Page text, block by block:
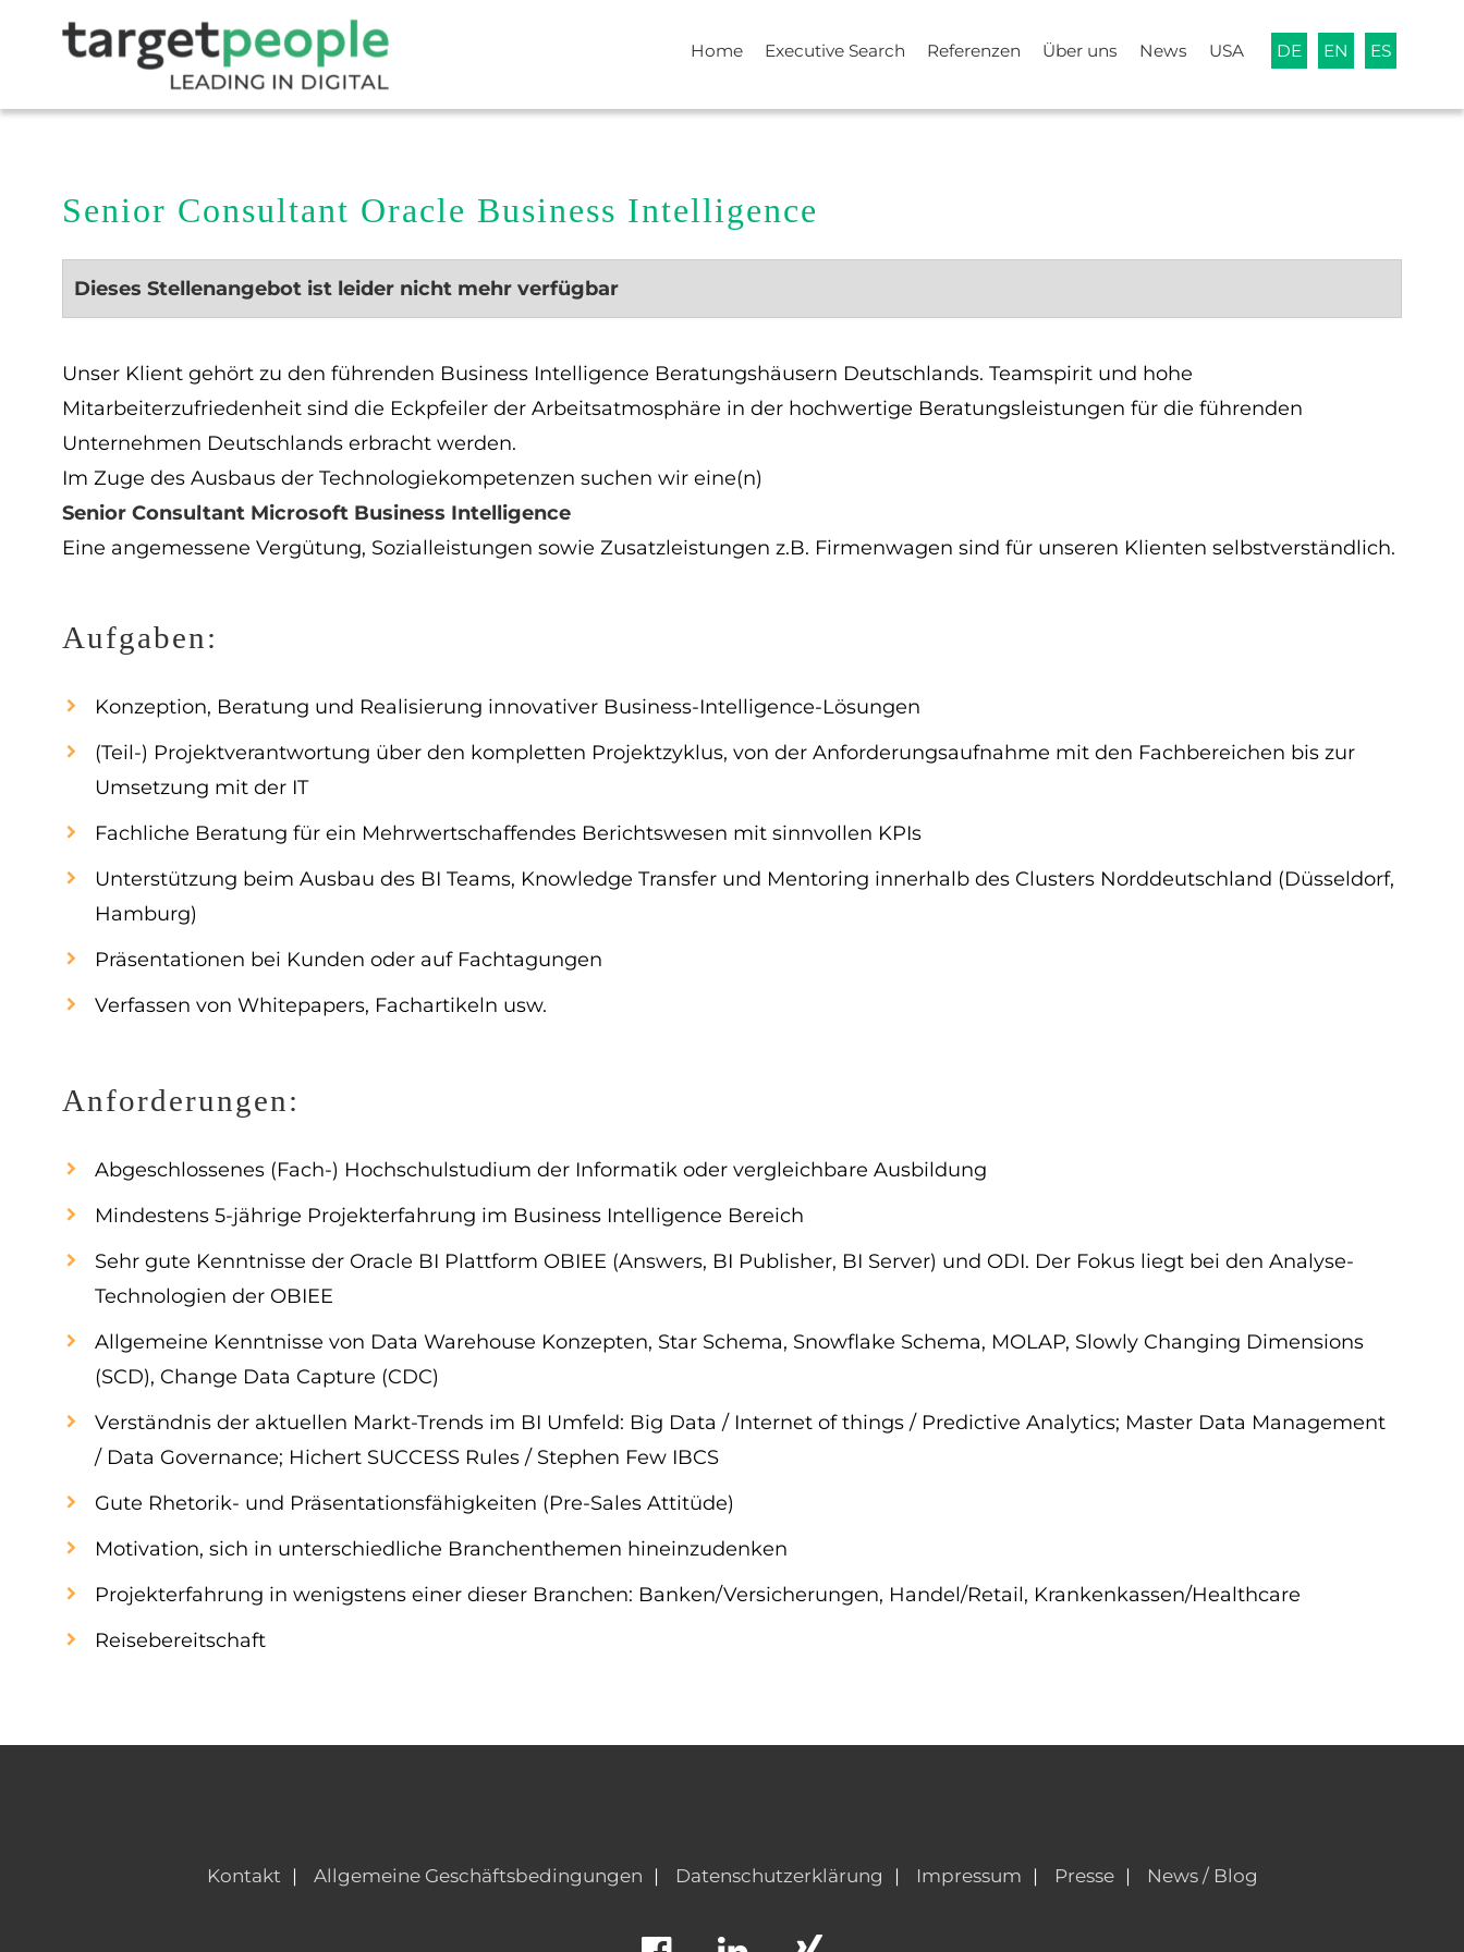
Home Executive Search Referenzen Über uns News USA DE EN ES
Senior Consultant Oracle Business Intelligence
Dieses Stellenangebot ist leider nicht mehr verfügbar
Unser Klient gehört zu den führenden Business Intelligence Beratungshäusern Deutschlands. Teamspirit und hohe
Mitarbeiterzufriedenheit sind die Eckpfeiler der Arbeitsatmosphäre in der hochwertige Beratungsleistungen für die führenden
Unternehmen Deutschlands erbracht werden.
Im Zuge des Ausbaus der Technologiekompetenzen suchen wir eine(n)
Senior Consultant Microsoft Business Intelligence
Eine angemessene Vergütung, Sozialleistungen sowie Zusatzleistungen z.B. Firmenwagen sind für unseren Klienten selbstverständlich.
Aufgaben:
Konzeption, Beratung und Realisierung innovativer Business-Intelligence-Lösungen
(Teil-) Projektverantwortung über den kompletten Projektzyklus, von der Anforderungsaufnahme mit den Fachbereichen bis zur
Umsetzung mit der IT
Fachliche Beratung für ein Mehrwertschaffendes Berichtswesen mit sinnvollen KPIs
Unterstützung beim Ausbau des BI Teams, Knowledge Transfer und Mentoring innerhalb des Clusters Norddeutschland (Düsseldorf,
Hamburg)
Präsentationen bei Kunden oder auf Fachtagungen
Verfassen von Whitepapers, Fachartikeln usw.
Anforderungen:
Abgeschlossenes (Fach-) Hochschulstudium der Informatik oder vergleichbare Ausbildung
Mindestens 5-jährige Projekterfahrung im Business Intelligence Bereich
Sehr gute Kenntnisse der Oracle BI Plattform OBIEE (Answers, BI Publisher, BI Server) und ODI. Der Fokus liegt bei den Analyse-
Technologien der OBIEE
Allgemeine Kenntnisse von Data Warehouse Konzepten, Star Schema, Snowflake Schema, MOLAP, Slowly Changing Dimensions
(SCD), Change Data Capture (CDC)
Verständnis der aktuellen Markt-Trends im BI Umfeld: Big Data / Internet of things / Predictive Analytics; Master Data Management
/ Data Governance; Hichert SUCCESS Rules / Stephen Few IBCS
Gute Rhetorik- und Präsentationsfähigkeiten (Pre-Sales Attitüde)
Motivation, sich in unterschiedliche Branchenthemen hineinzudenken
Projekterfahrung in wenigstens einer dieser Branchen: Banken/Versicherungen, Handel/Retail, Krankenkassen/Healthcare
Reisebereitschaft
Kontakt Allgemeine Geschäftsbedingungen Datenschutzerklärung Impressum Presse News / Blog